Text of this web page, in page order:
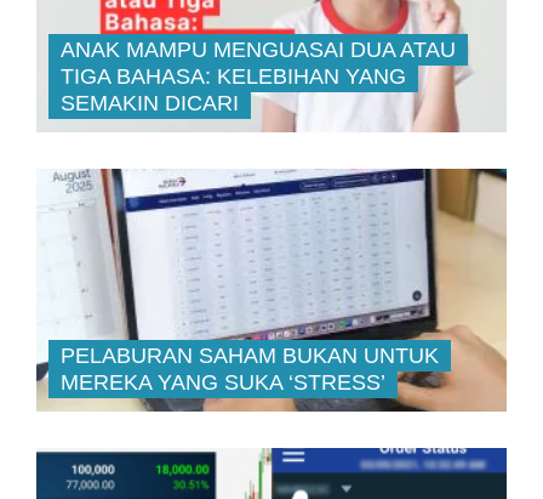
ANAK MAMPU MENGUASAI DUA ATAU
TIGA BAHASA: KELEBIHAN YANG
SEMAKIN DICARI
PELABURAN SAHAM BUKAN UNTUK
MEREKA YANG SUKA ‘STRESS’